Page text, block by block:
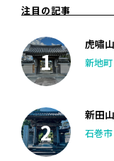
注目の記事
虎嘯
新地町
新田
石巻市